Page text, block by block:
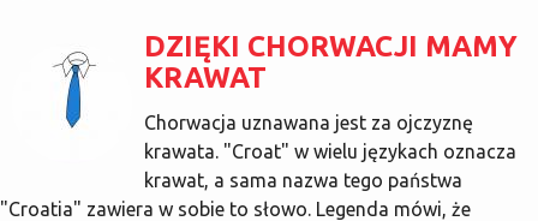
DZIĘKI CHORWACJI MAMY
KRAWAT
Chorwacja uznawana jest za ojczyznę
krawata. "Croat" w wielu językach oznacza
krawat, a sama nazwa tego państwa
"Croatia" zawiera w sobie to słowo. Legenda mówi, że